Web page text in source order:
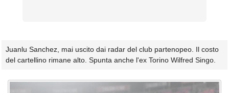
Juanlu Sanchez, mai uscito dai radar del club partenopeo. Il costo
del cartellino rimane alto. Spunta anche l'ex Torino Wilfred Singo.